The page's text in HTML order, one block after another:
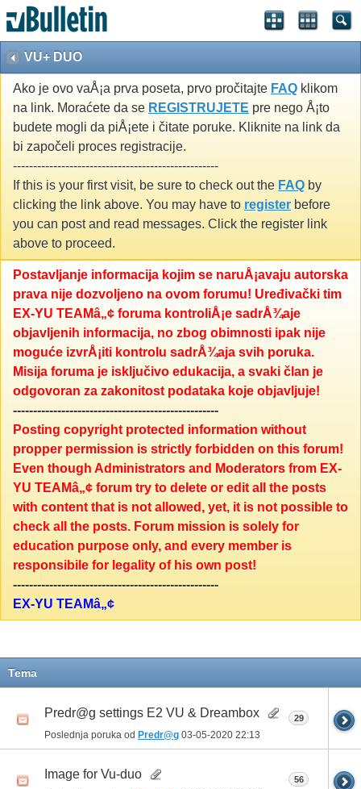
VU+ DUO
Ako je ovo vaÅ¡a prva poseta, prvo pročitajte FAQ klikom
na link. Moraćete da se REGISTRUJETE pre nego Å¡to
budete mogli da piÅ¡ete i čitate poruke. Kliknite na link da
bi započeli proces registracije.
---------------------------------------------------
If this is your first visit, be sure to check out the FAQ by
clicking the link above. You may have to register before
you can post and read messages. Click the register link
above to proceed.
Postavljanje informacija kojim se naruÅ¡avaju autorska
prava nije dozvoljeno na ovom forumu! Uređivački tim
EX-YU TEAMâ„¢ foruma kontroliÅ¡e sadrÅ¾aje
objavljenih informacija, no zbog obimnosti ipak nije
moguće izvrÅ¡iti kontrolu sadrÅ¾aja svih poruka.
Misija foruma je isključivo edukacija, a svaki član je
odgovoran za zakonitost podataka koje objavljuje!
---------------------------------------------------
Posting copyright protected information without
propper permission is strictly forbidden on this forum!
Even though Administrators and Moderators from EX-
YU TEAMâ„¢ forum try to delete or edit all the posts
with content that is not allowed, yet, it is not possible to
check all the posts. Forum mission is solely for
education purpose only, and every member is
responsibile for legality of his own post!
---------------------------------------------------
EX-YU TEAMâ„¢
Tema
Predr@g settings E2 VU & Dreambox
Poslednja poruka od Predr@g 03-05-2020 22:13
29
Image for Vu-duo 56